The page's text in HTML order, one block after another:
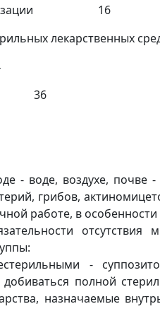
16
36
- воде, воздухе,
грибов,
работе, в
отсутствия
-
добиваться полной
назначаемые